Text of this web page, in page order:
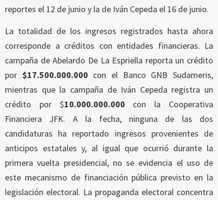
reportes el 12 de junio y la de Iván Cepeda el 16 de junio.
La totalidad de los ingresos registrados hasta ahora
corresponde a créditos con entidades financieras. La
campaña de Abelardo De La Espriella reporta un crédito
por $17.500.000.000 con el Banco GNB Sudameris,
mientras que la campaña de Iván Cepeda registra un
crédito por $10.000.000.000 con la Cooperativa
Financiera JFK. A la fecha, ninguna de las dos
candidaturas ha reportado ingresos provenientes de
anticipos estatales y, al igual que ocurrió durante la
primera vuelta presidencial, no se evidencia el uso de
este mecanismo de financiación pública previsto en la
legislación electoral. La propaganda electoral concentra